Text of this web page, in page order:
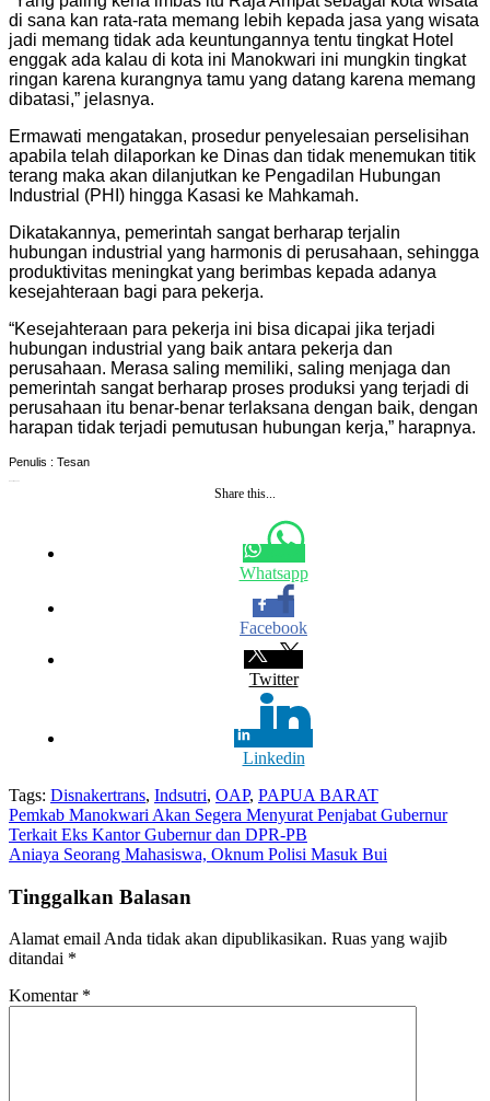
di sana kan rata-rata memang lebih kepada jasa yang wisata
jadi memang tidak ada keuntungannya tentu tingkat Hotel
enggak ada kalau di kota ini Manokwari ini mungkin tingkat
ringan karena kurangnya tamu yang datang karena memang
dibatasi,” jelasnya.
Ermawati mengatakan, prosedur penyelesaian perselisihan
apabila telah dilaporkan ke Dinas dan tidak menemukan titik
terang maka akan dilanjutkan ke Pengadilan Hubungan
Industrial (PHI) hingga Kasasi ke Mahkamah.
Dikatakannya, pemerintah sangat berharap terjalin
hubungan industrial yang harmonis di perusahaan, sehingga
produktivitas meningkat yang berimbas kepada adanya
kesejahteraan bagi para pekerja.
“Kesejahteraan para pekerja ini bisa dicapai jika terjadi
hubungan industrial yang baik antara pekerja dan
perusahaan. Merasa saling memiliki, saling menjaga dan
pemerintah sangat berharap proses produksi yang terjadi di
perusahaan itu benar-benar terlaksana dengan baik, dengan
harapan tidak terjadi pemutusan hubungan kerja,” harapnya.
Penulis : Tesan
Share this...
Whatsapp
Facebook
Twitter
Linkedin
Tags: Disnakertrans, Indsutri, OAP, PAPUA BARAT
Navigasi
pos
Pemkab Manokwari Akan Segera Menyurat Penjabat Gubernur
Terkait Eks Kantor Gubernur dan DPR-PB
Aniaya Seorang Mahasiswa, Oknum Polisi Masuk Bui
Tinggalkan Balasan
Alamat email Anda tidak akan dipublikasikan. Ruas yang wajib
ditandai *
Komentar *